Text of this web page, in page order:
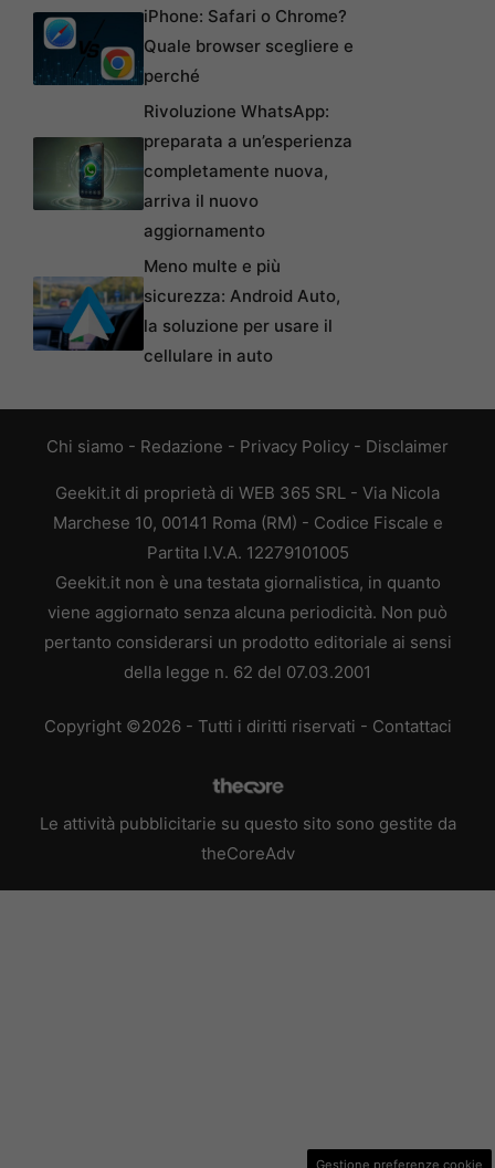
iPhone: Safari o Chrome?
Quale browser scegliere e
perché
Rivoluzione WhatsApp:
preparata a un’esperienza
completamente nuova,
arriva il nuovo
aggiornamento
Meno multe e più
sicurezza: Android Auto,
la soluzione per usare il
cellulare in auto
Chi siamo - Redazione - Privacy Policy - Disclaimer
Geekit.it di proprietà di WEB 365 SRL - Via Nicola
Marchese 10, 00141 Roma (RM) - Codice Fiscale e
Partita I.V.A. 12279101005
Geekit.it non è una testata giornalistica, in quanto
viene aggiornato senza alcuna periodicità. Non può
pertanto considerarsi un prodotto editoriale ai sensi
della legge n. 62 del 07.03.2001
Copyright ©2026 - Tutti i diritti riservati - Contattaci
Le attività pubblicitarie su questo sito sono gestite da
theCoreAdv
Gestione preferenze cookie